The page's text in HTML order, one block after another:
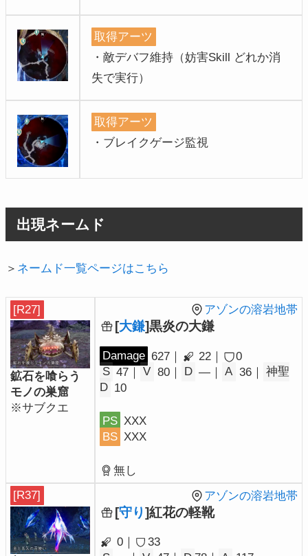
取得アーツ
・敵デバフ維持（妨害Skill どれか消
失で実行）
取得アーツ
・ブレイクゲージ監視
出現ネームド
＞ ネームド一覧ページはこちら
[R27]
鉱石を喰らう
モノの巣窟
※サブクエ
アゾンの溶岩地帯
[大鎌]黒炎の大鎌
Damage 627｜ 22｜
0
S 47｜ V 80｜ D ―｜ A 36｜
神聖
D 10
PS XXX
BS XXX
無し
[R37]
アゾンの溶岩地帯
[守り]紅花の軽靴
0｜
33